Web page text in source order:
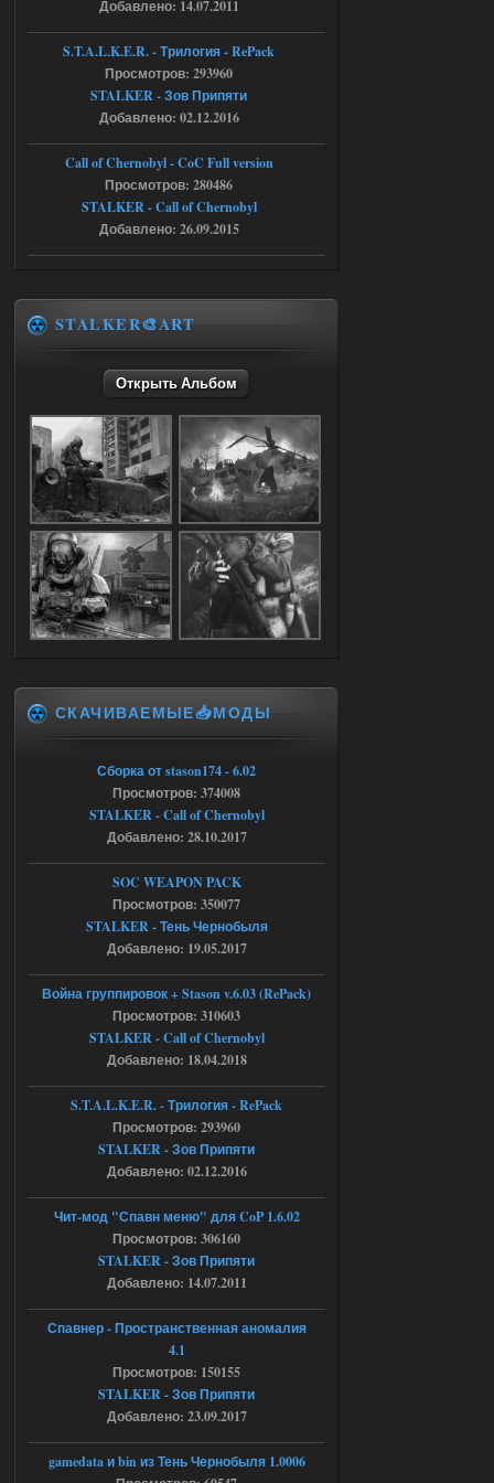
(a nil value)
Вылет после захода в Припять.
Ответить ➤
05.08.2026
Скованные одной цепью
с избавлением от баласта,
доходяга.
Stalker-Mods-Clan-su
Доступно только для пользователей
Ответить ➤
05.08.2026
Путь во мгле + GUNSLINGER mod
16:09
stalker673920
где пароль?
Ответить ➤
05.08.2026
Dead Air: Refined
Доступно только для пользователей
Ответить ➤
Объединенный Пак 2 + OGSR +
STCoP WP 3.4
Stalker-Mods-Clan-su
Доступно только для пользователей
Ответить ➤
04.08.2026
Объединенный Пак 2 + OGSR +
STCoP WP 3.4
Доступно только для пользователей
Ответить ➤
04.08.2026
Объединенный Пак 2 + OGSR +
STCoP WP 3.4
Доступно только для пользователей
Ответить ➤
Объединенный Пак 2 + OGSR +
STCoP WP 3.4
Добавлено: 14.07.2011
S.T.A.L.K.E.R. - Трилогия - RePack
Просмотров: 293960
STALKER - Зов Припяти
Добавлено: 02.12.2016
Call of Chernobyl - CoC Full version
Просмотров: 280486
STALKER - Call of Chernobyl
Добавлено: 26.09.2015
STALKER🎨ART
Открыть Альбом
СКАЧИВАЕМЫЕ📥МОДЫ
Сборка от stason174 - 6.02
Просмотров: 374008
STALKER - Call of Chernobyl
Добавлено: 28.10.2017
SOC WEAPON PACK
Просмотров: 350077
STALKER - Тень Чернобыля
Добавлено: 19.05.2017
Война группировок + Stason v.6.03 (RePack)
Просмотров: 310603
STALKER - Call of Chernobyl
Добавлено: 18.04.2018
S.T.A.L.K.E.R. - Трилогия - RePack
Просмотров: 293960
STALKER - Зов Припяти
Добавлено: 02.12.2016
Чит-мод "Спавн меню" для CoP 1.6.02
Просмотров: 306160
STALKER - Зов Припяти
Добавлено: 14.07.2011
Спавнер - Пространственная аномалия
4.1
Просмотров: 150155
STALKER - Зов Припяти
Добавлено: 23.09.2017
gamedata и bin из Тень Чернобыля 1.0006